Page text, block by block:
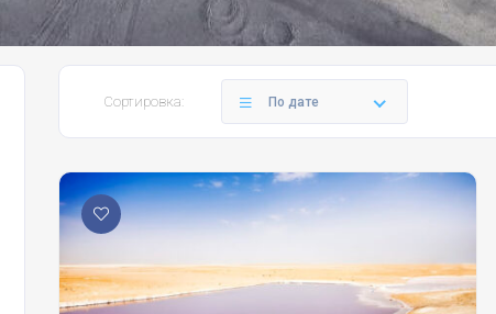
Сортировка: По дате